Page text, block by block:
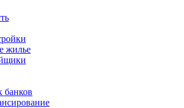
жилье
банков